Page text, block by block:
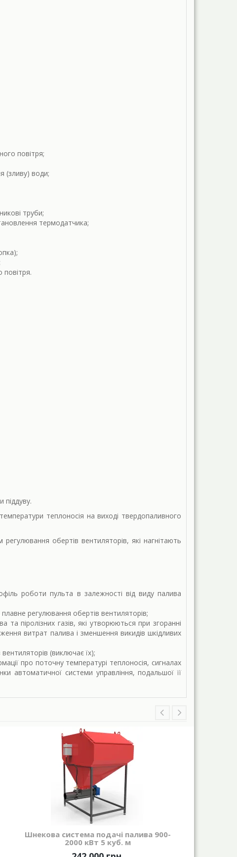
повітря;
(зливу) води;
труби;
термодатчика;
повітря.
піддуву.
теплоносія на виході твердопаливного
обертів вентиляторів, які нагнітають
роботи пульта в залежності від виду палива
регулювання обертів вентиляторів;
піролізних газів, які утворюються при згоранні
витрат палива і зменшення викидів шкідливих
(виключає їх);
про поточну температурі теплоносія, сигналах
автоматичної системи управління, подальшої її
Шнекова система подачі палива 900-
2000 кВт 5 куб. м